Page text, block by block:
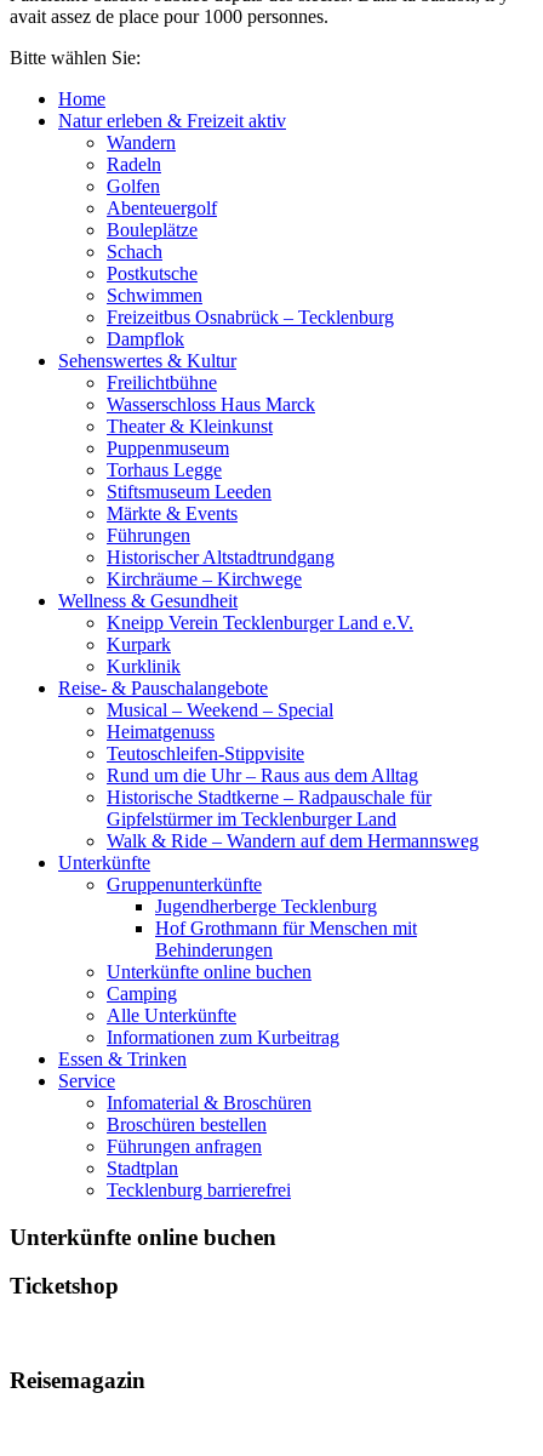
avait assez de place pour 1000 personnes.
Bitte wählen Sie:
Home
Natur erleben & Freizeit aktiv
Wandern
Radeln
Golfen
Abenteuergolf
Bouleplätze
Schach
Postkutsche
Schwimmen
Freizeitbus Osnabrück – Tecklenburg
Dampflok
Sehenswertes & Kultur
Freilichtbühne
Wasserschloss Haus Marck
Theater & Kleinkunst
Puppenmuseum
Torhaus Legge
Stiftsmuseum Leeden
Märkte & Events
Führungen
Historischer Altstadtrundgang
Kirchräume – Kirchwege
Wellness & Gesundheit
Kneipp Verein Tecklenburger Land e.V.
Kurpark
Kurklinik
Reise- & Pauschalangebote
Musical – Weekend – Special
Heimatgenuss
Teutoschleifen-Stippvisite
Rund um die Uhr – Raus aus dem Alltag
Historische Stadtkerne – Radpauschale für
Gipfelstürmer im Tecklenburger Land
Walk & Ride – Wandern auf dem Hermannsweg
Unterkünfte
Gruppenunterkünfte
Jugendherberge Tecklenburg
Hof Grothmann für Menschen mit
Behinderungen
Unterkünfte online buchen
Camping
Alle Unterkünfte
Informationen zum Kurbeitrag
Essen & Trinken
Service
Infomaterial & Broschüren
Broschüren bestellen
Führungen anfragen
Stadtplan
Tecklenburg barrierefrei
Unterkünfte online buchen
Ticketshop
Reisemagazin